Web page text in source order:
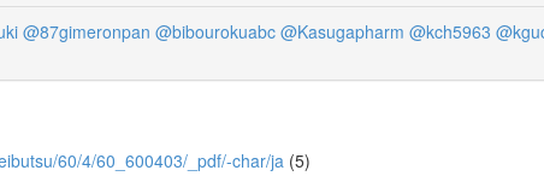
@87gimeronpan @bibourokuabc @Kasugapharm @kch5963
60/4/60_600403/_pdf/-char/ja (5)